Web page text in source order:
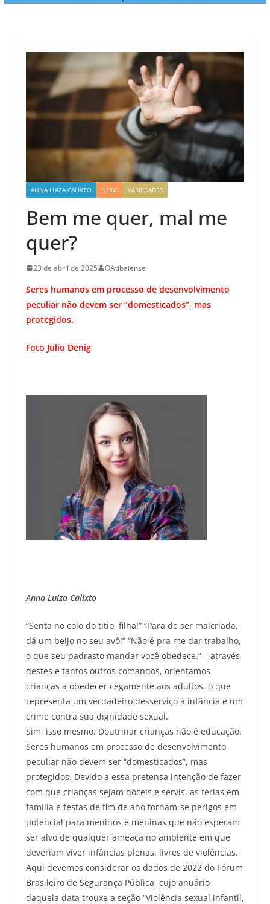
ANNA LUIZA CALIXTO NEWS VARIEDADES
Bem me quer, mal me
quer?
23 de abril de 2025 OAtibaiense
Seres humanos em processo de desenvolvimento
peculiar não devem ser “domesticados”, mas
protegidos.
Foto Julio Denig
Anna Luiza Calixto
“Senta no colo do titio, filha!” “Para de ser malcriada,
dá um beijo no seu avô!” “Não é pra me dar trabalho,
o que seu padrasto mandar você obedece.” – através
destes e tantos outros comandos, orientamos
crianças a obedecer cegamente aos adultos, o que
representa um verdadeiro desserviço à infância e um
crime contra sua dignidade sexual.
Sim, isso mesmo. Doutrinar crianças não é educação.
Seres humanos em processo de desenvolvimento
peculiar não devem ser “domesticados”, mas
protegidos. Devido a essa pretensa intenção de fazer
com que crianças sejam dóceis e servis, as férias em
família e festas de fim de ano tornam-se perigos em
potencial para meninos e meninas que não esperam
ser alvo de qualquer ameaça no ambiente em que
deveriam viver infâncias plenas, livres de violências.
Aqui devemos considerar os dados de 2022 do Fórum
Brasileiro de Segurança Pública, cujo anuário
daquela data trouxe a seção “Violência sexual infantil,